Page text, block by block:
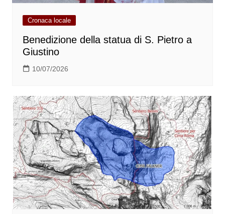
Cronaca locale
Benedizione della statua di S. Pietro a
Giustino
10/07/2026